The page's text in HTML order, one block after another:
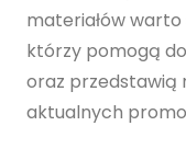
materiałów
którzy pomogą
oraz przedstawią
aktualnych